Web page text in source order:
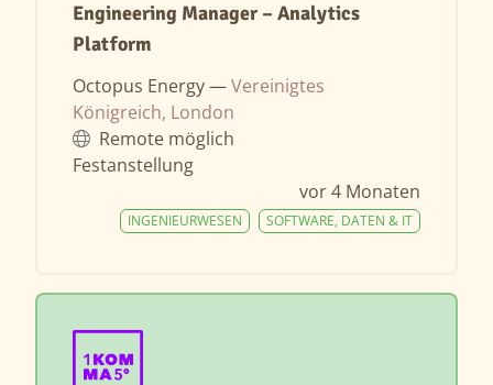
Engineering Manager – Analytics
Platform
Octopus Energy —Vereinigtes
Königreich, London
Remote möglich
Festanstellung
vor 4 Monaten
SOFTWARE, DATEN & IT
INGENIEURWESEN